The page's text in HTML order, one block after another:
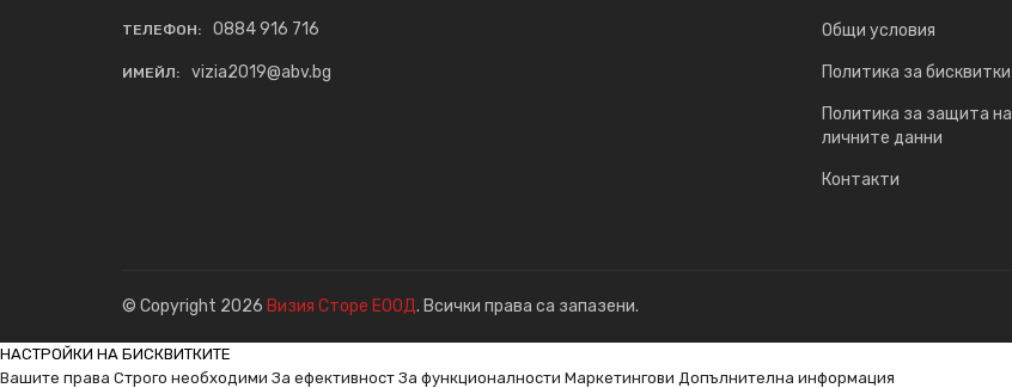
ТЕЛЕФОН: 0884 916 716
ИМЕЙЛ: vizia2019@abv.bg
Общи условия
Политика за бисквитки
Политика за защита на
личните данни
Контакти
© Copyright 2026 Визия Сторе ЕООД. Всички права са запазени.
НАСТРОЙКИ НА БИСКВИТКИТЕ
Вашите права Строго необходими За ефективност За функционалности Маркетингови Допълнителна информация